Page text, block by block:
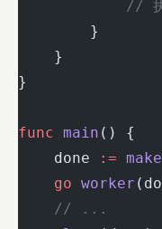
//
        }
    }
}
func main () {
    done
:= make
    go
worker
    // ...